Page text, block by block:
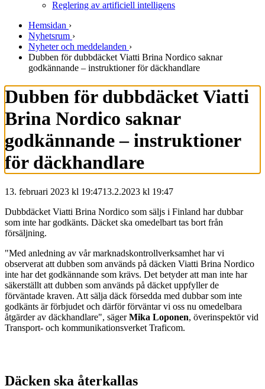
Reglering av artificiell intelligens
Hemsidan ›
Nyhetsrum ›
Nyheter och meddelanden ›
Dubben för dubbdäcket Viatti Brina Nordico saknar
godkännande – instruktioner för däckhandlare
Dubben för dubbdäcket Viatti
Brina Nordico saknar
godkännande – instruktioner
för däckhandlare
13. februari 2023 kl 19:4713.2.2023 kl 19:47
Dubbdäcket Viatti Brina Nordico som säljs i Finland har dubbar
som inte har godkänts. Däcket ska omedelbart tas bort från
försäljning.
"Med anledning av vår marknadskontrollverksamhet har vi
observerat att dubben som används på däcken Viatti Brina Nordico
inte har det godkännande som krävs. Det betyder att man inte har
säkerställt att dubben som används på däcket uppfyller de
förväntade kraven. Att sälja däck försedda med dubbar som inte
godkänts är förbjudet och därför förväntar vi oss nu omedelbara
åtgärder av däckhandlare", sägerMika Loponen, överinspektör vid
Transport- och kommunikationsverket Traficom.
Däcken ska återkallas